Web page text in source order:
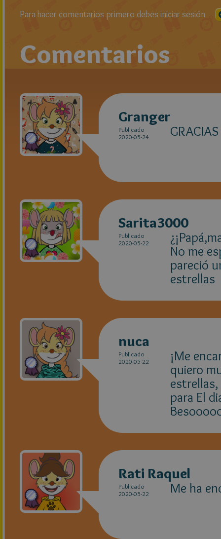
Para hacer comentarios primero debes iniciar sesión
Comentarios
Granger
Publicado
2020-05-24
Sarita3000
Publicado
2020-05-22
No me
pareció
estrellas
nuca
Publicado
2020-05-22
¡Me
quiero
para El
Rati Raquel
Publicado
2020-05-22
Me ha